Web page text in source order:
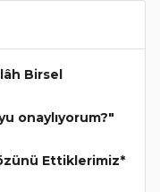
Birsel
onaylıyorum?"
Ettiklerimiz*